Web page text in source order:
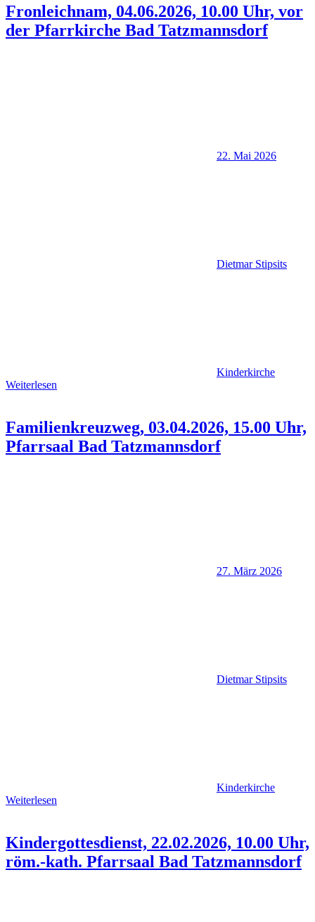
Fronleichnam, 04.06.2026, 10.00 Uhr, vor
der Pfarrkirche Bad Tatzmannsdorf
22. Mai 2026
Dietmar Stipsits
Kinderkirche
Weiterlesen
Familienkreuzweg, 03.04.2026, 15.00 Uhr,
Pfarrsaal Bad Tatzmannsdorf
27. März 2026
Dietmar Stipsits
Kinderkirche
Weiterlesen
Kindergottesdienst, 22.02.2026, 10.00 Uhr,
röm.-kath. Pfarrsaal Bad Tatzmannsdorf